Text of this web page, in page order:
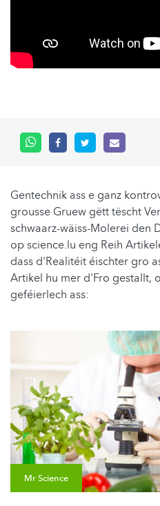
Gentechnik ass e ganz
grousse Gruew gëtt tëscht
schwaarz-wäiss-Molerei den
op science.lu eng Reih
dass d'Realitéit éischter gro
Artikel hu mer d'Fro gestallt,
geféierlech ass:
Mr Science